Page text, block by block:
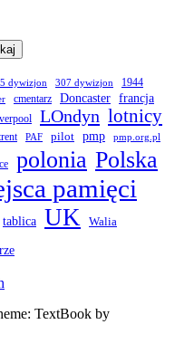
dywizjon 307 dywizjon 1944
cmentarz Doncaster francja
LOndyn lotnicy
PAF pilot pmp pmp.org.pl
polonia Polska
pamięci
tablica UK Walia
TextBook by